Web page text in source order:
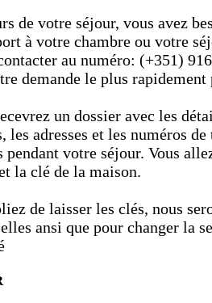
de votre séjour, vous avez
à votre chambre ou votre
au numéro: (+351)
demande le plus rapidement
un dossier avec les
adresses et les numéros de
votre séjour. Vous
la clé de la maison.
de laisser les clés, nous
ansi que pour changer la